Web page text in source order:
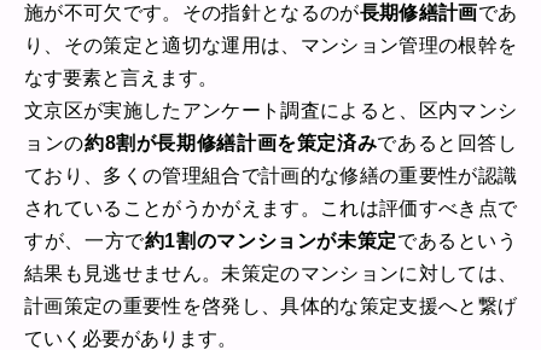
施が不可欠です。その指針となるのが長期修繕計画であ
り、その策定と適切な運用は、マンション管理の根幹を
なす要素と言えます。
文京区が実施したアンケート調査によると、区内マンシ
ョンの約8割が長期修繕計画を策定済みであると回答し
ており、多くの管理組合で計画的な修繕の重要性が認識
されていることがうかがえます。これは評価すべき点で
すが、一方で約1割のマンションが未策定であるという
結果も見逃せません。未策定のマンションに対しては、
計画策定の重要性を啓発し、具体的な策定支援へと繋げ
ていく必要があります。